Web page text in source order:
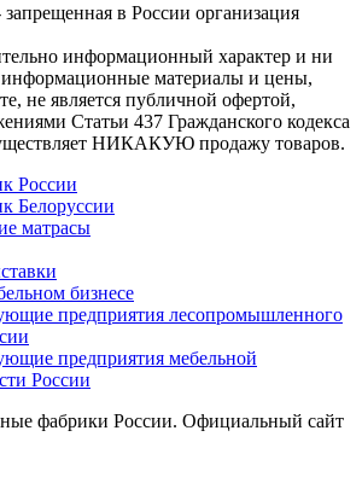
в России организация
информационный характер и ни
информационные материалы и цены,
не является публичной офертой,
Статьи 437 Гражданского кодекса
НИКАКУЮ продажу товаров.
России
Белоруссии
матрасы
бизнесе
предприятия лесопромышленного
предприятия мебельной
России
фабрики России. Официальный сайт